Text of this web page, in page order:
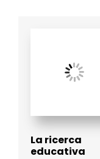
La ricerca
educativa